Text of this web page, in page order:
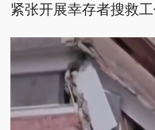
紧张开展幸存者搜救工